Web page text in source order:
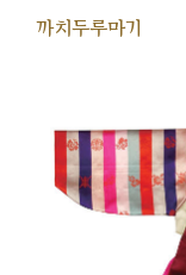
까치두루마기